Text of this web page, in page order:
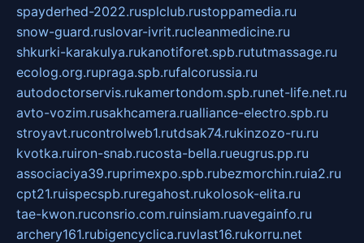
spayderhed-2022.rusplclub.rustoppamedia.ru
snow-guard.ruslovar-ivrit.rucleanmedicine.ru
shkurki-karakulya.rukanotiforet.spb.rututmassage.ru
ecolog.org.rupraga.spb.rufalcorussia.ru
autodoctorservis.rukamertondom.spb.runet-life.net.ru
avto-vozim.rusakhcamera.rualliance-electro.spb.ru
stroyavt.rucontrolweb1.rutdsak74.rukinzozo-ru.ru
kvotka.ruiron-snab.rucosta-bella.rueugrus.pp.ru
associaciya39.ruprimexpo.spb.rubezmorchin.ruia2.ru
cpt21.ruispecspb.ruregahost.rukolosok-elita.ru
tae-kwon.ruconsrio.com.ruinsiam.ruavegainfo.ru
archery161.rubigencyclica.ruvlast16.rukorru.net